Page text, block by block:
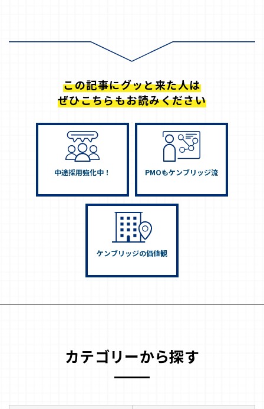
この記事にグッと来た人は
ぜひこちらもお読みください
中途採用強化中！ PMOもケンブリッジ流
ケンブリッジの価値観
カテゴリーから探す